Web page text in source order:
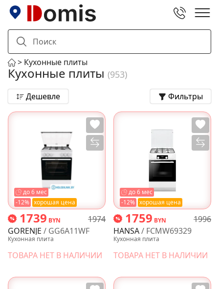
Кухонные плиты
Кухонные плиты (953)
Дешевле Фильтры
-12% хорошая цена
до 6 мес
1739 BYN
1974
GORENJE / GG6A11WF
Кухонная плита
ТОВАРА НЕТ В НАЛИЧИИ
-12% хорошая цена
до 6 мес
1759 BYN
1996
HANSA/ FCMW69329
Кухонная плита
ТОВАРА НЕТ В НАЛИЧИИ